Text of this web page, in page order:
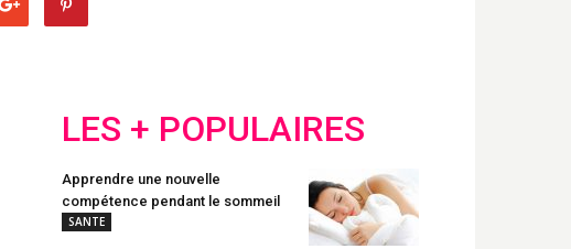
LES + POPULAIRES
Apprendre une nouvelle
compétence pendant le sommeil
SANTE